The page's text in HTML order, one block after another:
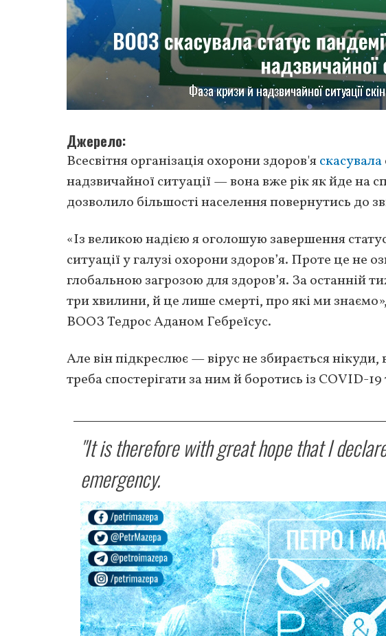
Джерело
Всесвітня організація охорони здоров'яскасувала
надзвичайної ситуації — вона вже рік як йде на
дозволило більшості населення повернутись до
«Із великою надією я оголошую завершення
ситуації у галузі охорони здоров’я. Проте це не
глобальною загрозою для здоров’я. За останній
три хвилини, й це лише смерті, про які ми
ВООЗ Тедрос Аданом Гебреїсус.
Але він підкреслює — вірус не збирається
треба спостерігати за ним й боротись із COVID-
"It is therefore with great hope that I
emergency.